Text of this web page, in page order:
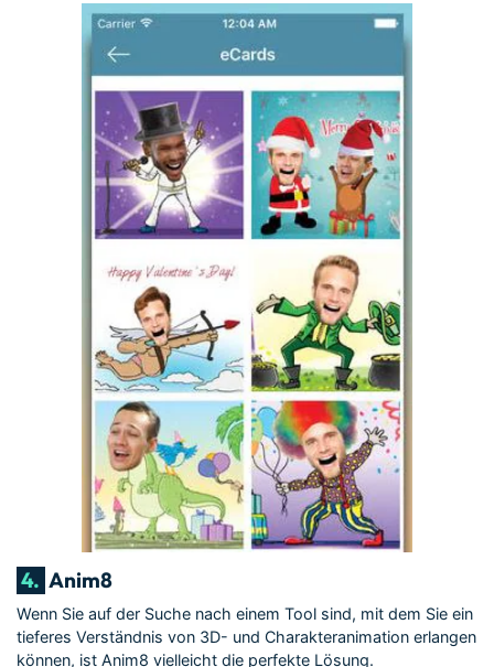
4. Anim8
Wenn Sie auf der Suche nach einem Tool sind, mit dem Sie ein
tieferes Verständnis von 3D- und Charakteranimation erlangen
können, ist Anim8 vielleicht die perfekte Lösung.